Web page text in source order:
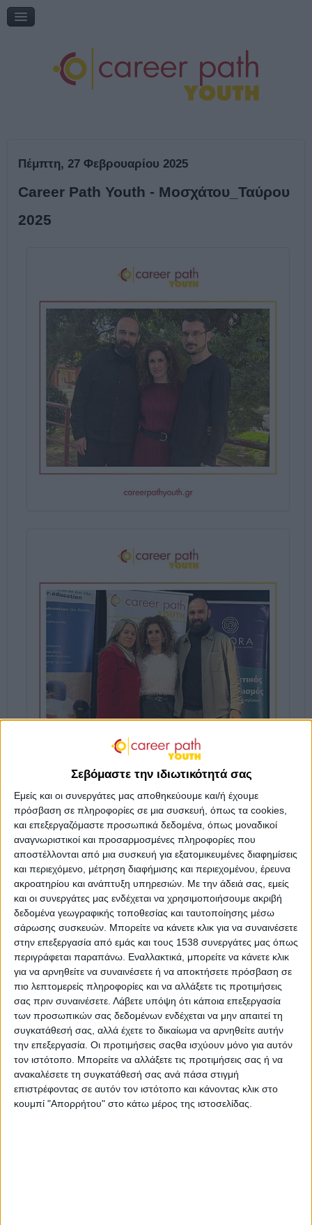
Σεβόμαστε την ιδιωτικότητά σας
Εμείς και οι συνεργάτες μας αποθηκεύουμε και/ή έχουμε
πρόσβαση σε πληροφορίες σε μια συσκευή, όπως τα cookies,
και επεξεργαζόμαστε προσωπικά δεδομένα, όπως μοναδικοί
αναγνωριστικοί και προσαρμοσμένες πληροφορίες που
αποστέλλονται από μια συσκευή για εξατομικευμένες διαφημίσεις
και περιεχόμενο, μέτρηση διαφήμισης και περιεχομένου, έρευνα
ακροατηρίου και ανάπτυξη υπηρεσιών. Με την άδειά σας, εμείς
και οι συνεργάτες μας ενδέχεται να χρησιμοποιήσουμε ακριβή
δεδομένα γεωγραφικής τοποθεσίας και ταυτοποίησης μέσω
σάρωσης συσκευών. Μπορείτε να κάνετε κλικ για να συναινέσετε
στην επεξεργασία από εμάς και τους 1538 συνεργάτες μας όπως
περιγράφεται παραπάνω. Εναλλακτικά, μπορείτε να κάνετε κλικ
για να αρνηθείτε να συναινέσετε ή να αποκτήσετε πρόσβαση σε
πιο λεπτομερείς πληροφορίες και να αλλάξετε τις προτιμήσεις
σας πριν συναινέσετε. Λάβετε υπόψη ότι κάποια επεξεργασία
των προσωπικών σας δεδομένων ενδέχεται να μην απαιτεί τη
συγκατάθεσή σας, αλλά έχετε το δικαίωμα να αρνηθείτε αυτήν
την επεξεργασία. Οι προτιμήσεις σαςθα ισχύουν μόνο για αυτόν
τον ιστότοπο. Μπορείτε να αλλάξετε τις προτιμήσεις σας ή να
ανακαλέσετε τη συγκατάθεσή σας ανά πάσα στιγμή
επιστρέφοντας σε αυτόν τον ιστότοπο και κάνοντας κλικ στο
κουμπί "Απορρήτου" στο κάτω μέρος της ιστοσελίδας.
Online Ημερίδα: "Επικαιροποιώντας την τηλεμάθηση"
My Gap Feel & Fill Festival
Πέμπτη, 27 Φεβρουαρίου 2025
Career Path Youth - Μοσχάτου_Ταύρου
2025